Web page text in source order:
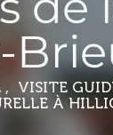
VISITE
À